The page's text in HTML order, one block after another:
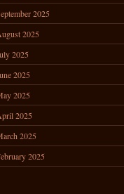
2025
2025
2025
2025
2025
2025
2025
2025